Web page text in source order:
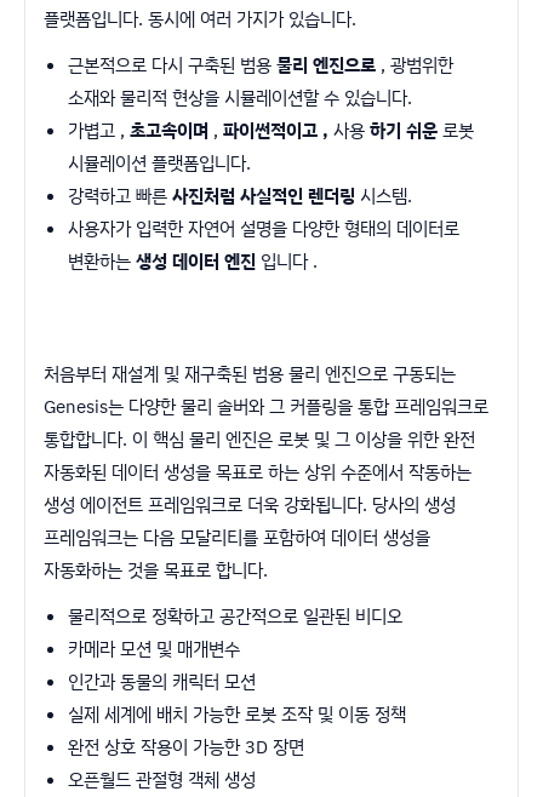
플랫폼입니다. 동시에 여러 가지가 있습니다.
근본적으로 다시 구축된 범용물리 엔진으로 , 광범위한
소재와 물리적 현상을 시뮬레이션할 수 있습니다.
가볍고 , 초고속이며 , 파이썬적이고 , 사용하기 쉬운로봇
시뮬레이션 플랫폼입니다.
강력하고 빠른사진처럼 사실적인 렌더링 시스템.
사용자가 입력한 자연어 설명을 다양한 형태의 데이터로
변환하는생성 데이터 엔진 입니다 .
처음부터 재설계 및 재구축된 범용 물리 엔진으로 구동되는
Genesis는 다양한 물리 솔버와 그 커플링을 통합 프레임워크로
통합합니다. 이 핵심 물리 엔진은 로봇 및 그 이상을 위한 완전
자동화된 데이터 생성을 목표로 하는 상위 수준에서 작동하는
생성 에이전트 프레임워크로 더욱 강화됩니다. 당사의 생성
프레임워크는 다음 모달리티를 포함하여 데이터 생성을
자동화하는 것을 목표로 합니다.
물리적으로 정확하고 공간적으로 일관된 비디오
카메라 모션 및 매개변수
인간과 동물의 캐릭터 모션
실제 세계에 배치 가능한 로봇 조작 및 이동 정책
완전 상호 작용이 가능한 3D 장면
오픈월드 관절형 객체 생성